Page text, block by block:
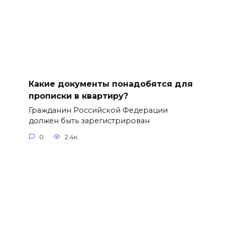
Какие документы понадобятся для
прописки в квартиру?
Гражданин Российской Федерации
должен быть зарегистрирован
0 2.4к.